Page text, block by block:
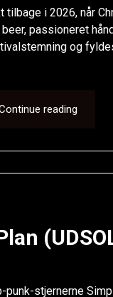
i 2026, når
passioneret
og
reading
stjernerne